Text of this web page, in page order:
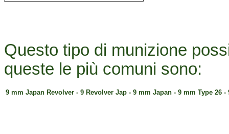
Questo tipo di munizione
queste le più comuni sono:
9 mm Japan Revolver - 9 Revolver Jap - 9 mm Japan - 9 mm Type 26